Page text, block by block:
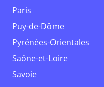
Paris
Puy-de-Dôme
Pyrénées-Orientales
Saône-et-Loire
Savoie